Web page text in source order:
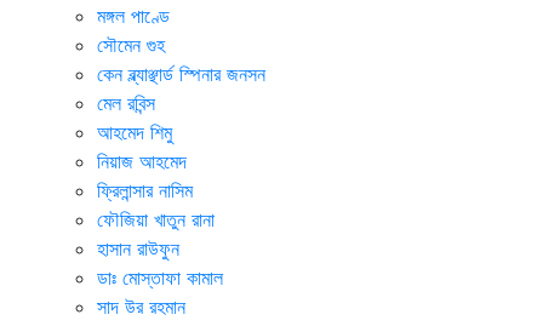
মঙ্গল পাণ্ডে
সৌমেন গুহ
কেন ব্ল্যাঞ্ছার্ড স্পিনার জনসন
মেল রবিন্স
আহমেদ শিমু
নিয়াজ আহমেদ
ফ্রিলান্সার নাসিম
ফৌজিয়া খাতুন রানা
হাসান রাউফুন
ডাঃ মোস্তাফা কামাল
সাদ উর রহমান